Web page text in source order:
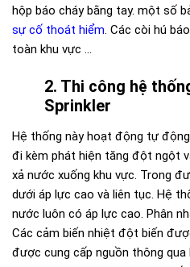
hộp báo cháy bằng tay. một số
sự cố thoát hiểm. Các còi hú
toàn khu vực …
2. Thi công hệ
Sprinkler
Hệ thống này hoạt động tự
đi kèm phát hiện tăng đột ngột
xả nước xuống khu vực. Trong
dưới áp lực cao và liên tục. Hệ
nước luôn có áp lực cao. Phân
Các cảm biến nhiệt đột biến
được cung cấp nguồn thông